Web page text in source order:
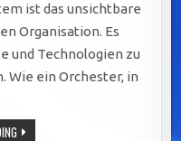
ist das unsichtbare
Organisation. Es
und Technologien zu
Wie ein Orchester, in
EFFIZIENTE